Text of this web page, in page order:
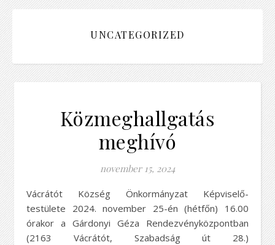
UNCATEGORIZED
Közmeghallgatás
meghívó
november 15, 2024
Vácrátót Község Önkormányzat Képviselő-
testülete 2024. november 25-én (hétfőn) 16.00
órakor a Gárdonyi Géza Rendezvényközpontban
(2163 Vácrátót, Szabadság út 28.)